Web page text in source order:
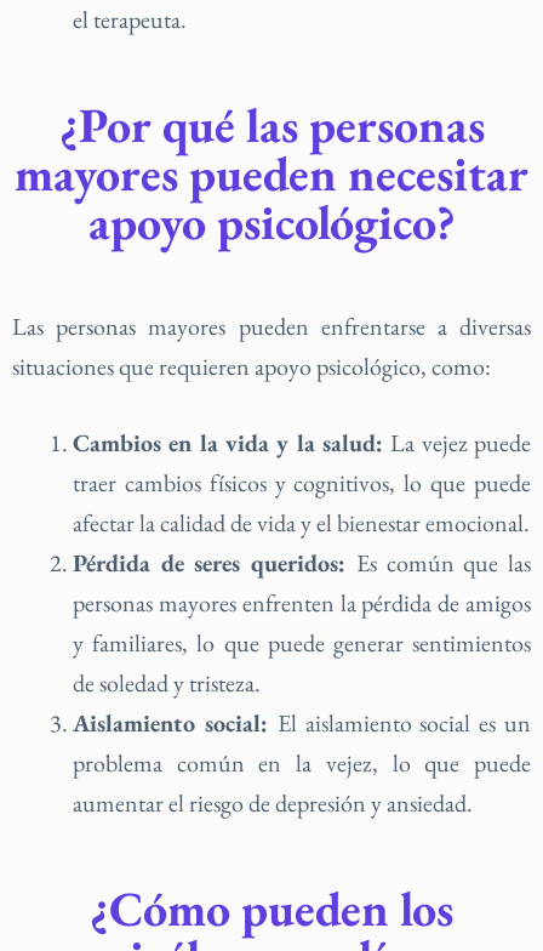
el terapeuta.
¿Por qué las personas
mayores pueden necesitar
apoyo psicológico?
Las personas mayores pueden enfrentarse a diversas
situaciones que requieren apoyo psicológico, como:
Cambios en la vida y la salud:La vejez puede
traer cambios físicos y cognitivos, lo que puede
afectar la calidad de vida y el bienestar emocional.
Pérdida de seres queridos: Es común que las
personas mayores enfrenten la pérdida de amigos
y familiares, lo que puede generar sentimientos
de soledad y tristeza.
Aislamiento social: El aislamiento social es un
problema común en la vejez, lo que puede
aumentar el riesgo de depresión y ansiedad.
¿Cómo pueden los